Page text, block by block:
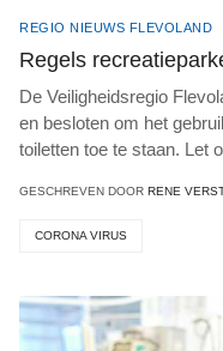
REGIO NIEUWS FLEVOLAND
Regels
De Veiligheidsregio
en besloten om het
toiletten toe te staan. Let
GESCHREVEN DOOR RENE
CORONA VIRUS